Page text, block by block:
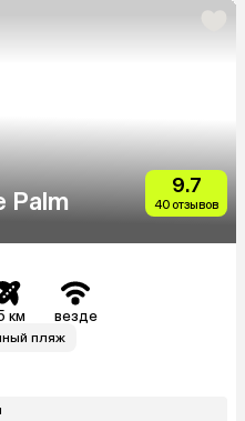
Palm
9.7
40 отзывов
км везде
пляж